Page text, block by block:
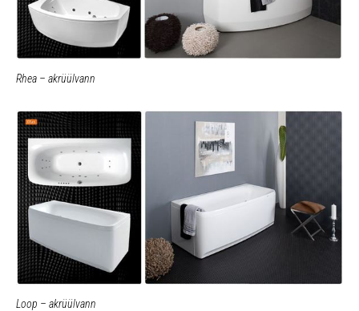
Rhea – akrüülvann
Loop – akrüülvann